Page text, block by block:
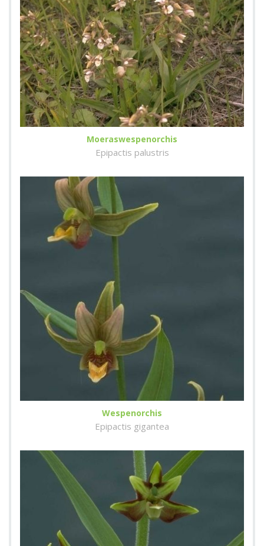
Moeraswespenorchis
Epipactis palustris
Wespenorchis
Epipactis gigantea